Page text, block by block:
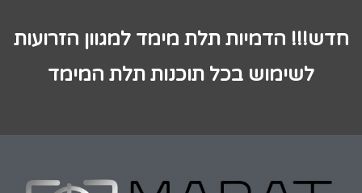
חדש!!! הדמיות תלת מימד למגוון הזרועות
לשימוש בכל תוכנות תלת המימד